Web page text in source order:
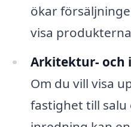
ökar
visa
Arkitektur- och
Om du vill visa
fastighet till salu